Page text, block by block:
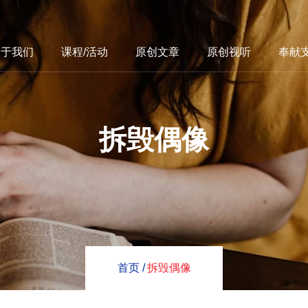
我们 课程/活动 原创文章 原创视听 奉献
拆毁偶像
首页 / 拆毁偶像